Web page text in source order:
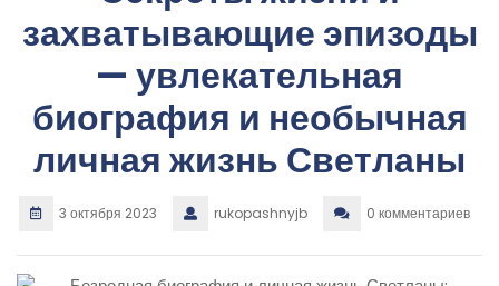
захватывающие эпизоды
— увлекательная
биография и необычная
личная жизнь Светланы
3 октября 2023 rukopashnyjb 0 комментариев